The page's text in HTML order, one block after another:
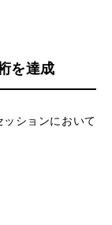
を達成
ションにおいて